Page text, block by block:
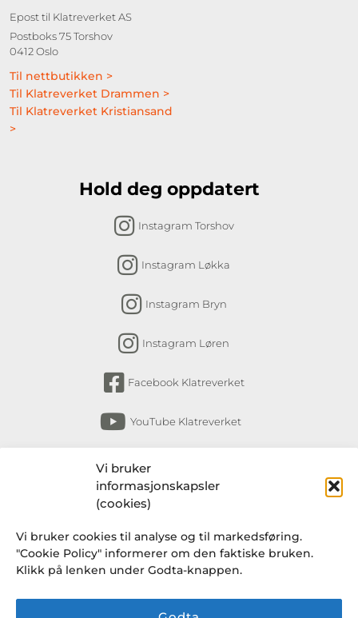
Vi bruker
informasjonskapsler
(cookies)
Vi bruker cookies til analyse og til markedsføring.
"Cookie Policy" informerer om den faktiske bruken.
Klikk på lenken under Godta-knappen.
Epost til Klatreverket AS
Postboks 75 Torshov
0412 Oslo
Til nettbutikken >
Til Klatreverket Drammen >
Til Klatreverket Kristiansand
>
Hold deg oppdatert
Instagram Torshov
Instagram Løkka
Instagram Bryn
Instagram Løren
Facebook Klatreverket
YouTube Klatreverket
Abonner på nyhetsbrev
Få nyheter fra Klatreverket Torshov, Bryn,
endringer i rutiner og en gang i blant et
knakende godt tilbud fra Klatresjappa.